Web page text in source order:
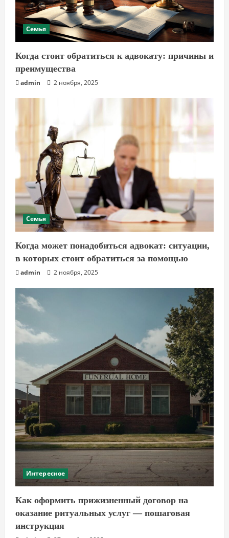
Семья
Когда стоит обратиться к адвокату: причины и
преимущества
admin 2 ноября, 2025
Семья
Когда может понадобиться адвокат: ситуации,
в которых стоит обратиться за помощью
admin 2 ноября, 2025
Интересное
Как оформить прижизненный договор на
оказание ритуальных услуг — пошаговая
инструкция